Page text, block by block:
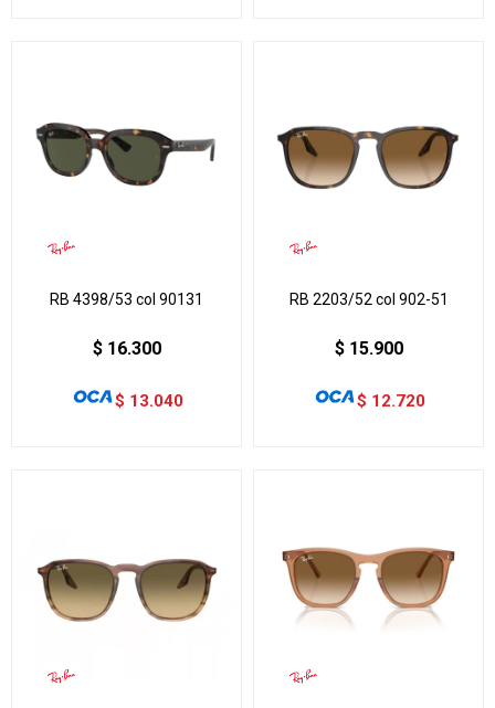
RB 4398/53 col 90131
$ 16.300
$ 13.040
RB 2203/52 col 902-51
$ 15.900
$ 12.720